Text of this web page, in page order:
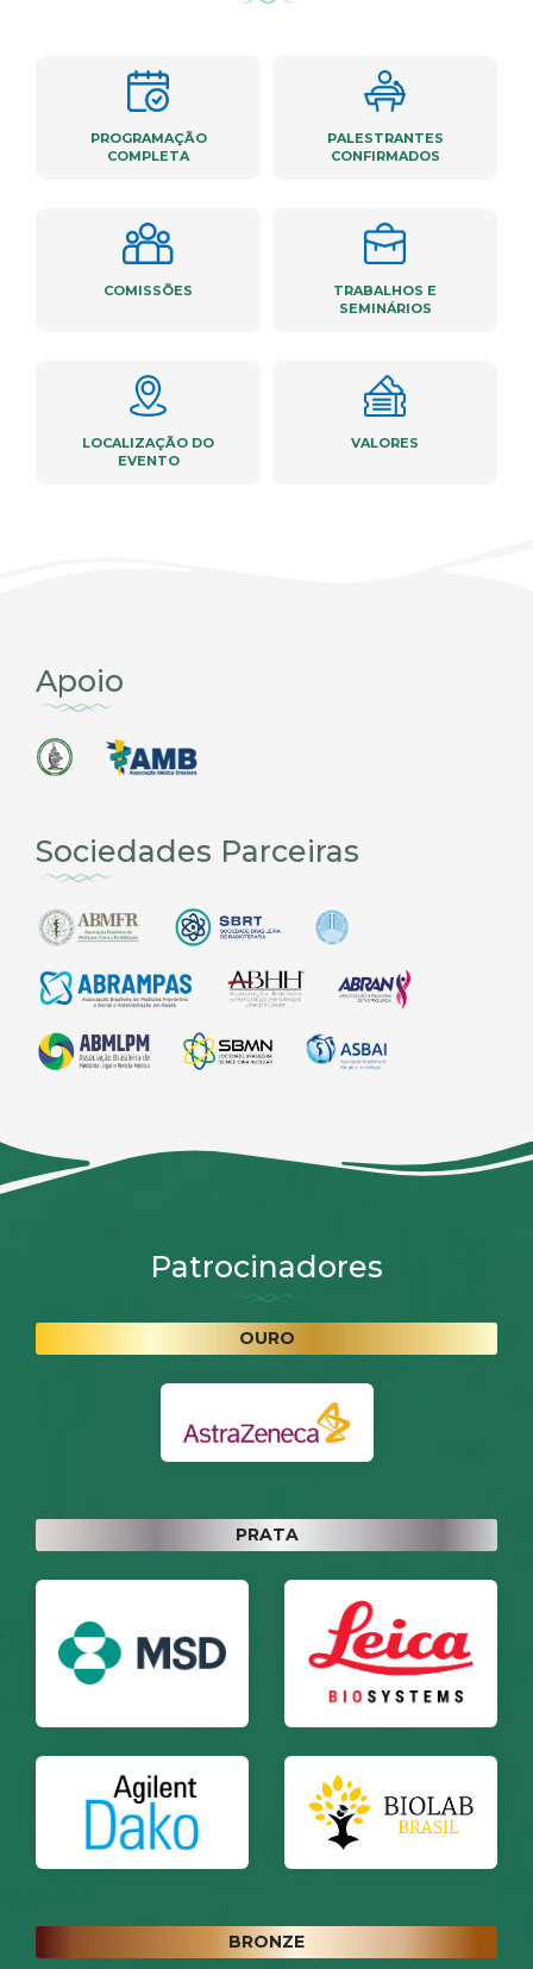
PROGRAMAÇÃO
COMPLETA
PALESTRANTES
CONFIRMADOS
COMISSÕES
TRABALHOS E
SEMINÁRIOS
LOCALIZAÇÃO DO
EVENTO
VALORES
Apoio
Sociedades Parceiras
Patrocinadores
OURO
PRATA
BRONZE